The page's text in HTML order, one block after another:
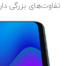
تفاوت‌های بزرگی